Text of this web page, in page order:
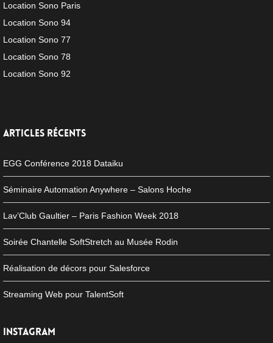
Location Sono Paris
Location Sono 94
Location Sono 77
Location Sono 78
Location Sono 92
ARTICLES RÉCENTS
EGG Conférence 2018 Dataiku
Séminaire Automation Anywhere – Salons Hoche
Lav’Club Gaultier – Paris Fashion Week 2018
Soirée Chantelle SoftStretch au Musée Rodin
Réalisation de décors pour Salesforce
Streaming Web pour TalentSoft
INSTAGRAM